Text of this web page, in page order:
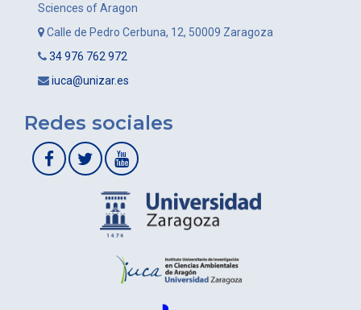
Sciences of Aragon
Calle de Pedro Cerbuna, 12, 50009 Zaragoza
34 976 762 972
iuca@unizar.es
Redes sociales